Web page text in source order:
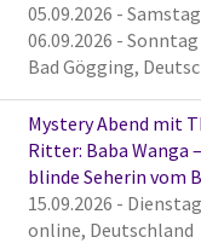
05.09.2026 -
06.09.2026 - Sonntag
Bad Gögging,
Mystery Abend mit
Ritter: Baba Wanga
blinde Seherin vom
15.09.2026 - Dienstag
online, Deutschland